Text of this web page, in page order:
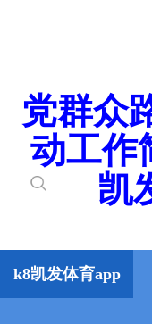
党群众
动工作
凯
k8凯发体育app